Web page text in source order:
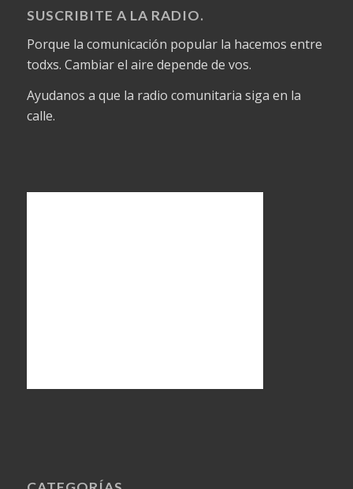
SUSCRIBITE A LA RADIO.
Porque la comunicación popular la hacemos entre
todxs. Cambiar el aire depende de vos.
Ayudanos a que la radio comunitaria siga en la
calle.